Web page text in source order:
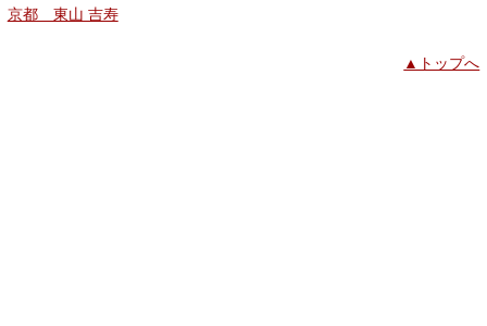
京都 東山 吉寿
▲トップへ